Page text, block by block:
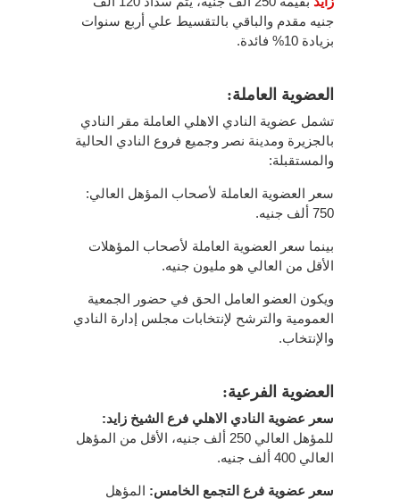
جنيه مقدم والباقي بالتقسيط علي أربع سنوات
بزيادة 10% فائدة.
العضوية العاملة:
تشمل عضوية النادي الاهلي العاملة مقر النادي
بالجزيرة ومدينة نصر وجميع فروع النادي الحالية
والمستقبلة:
سعر العضوية العاملة لأصحاب المؤهل العالي:
750 ألف جنيه.
بينما سعر العضوية العاملة لأصحاب المؤهلات
الأقل من العالي هو مليون جنيه.
ويكون العضو العامل الحق في حضور الجمعية
العمومية والترشح لإنتخابات مجلس إدارة النادي
والإنتخاب.
العضوية الفرعية:
سعر عضوية النادي الاهلي فرع الشيخ زايد:
للمؤهل العالي 250 ألف جنيه، الأقل من المؤهل
العالي 400 ألف جنيه.
سعر عضوية فرع التجمع الخامس: المؤهل